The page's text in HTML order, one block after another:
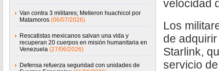
Van contra 3 militares; Metieron huachicol por
Matamoros (06/07/2026)
Rescatistas mexicanos salvan una vida y
recuperan 20 cuerpos en misión humanitaria en
Venezuela (27/06/2026)
Defensa refuerza seguridad con unidades de
velocidad
Los
de
Starlink,
servicio